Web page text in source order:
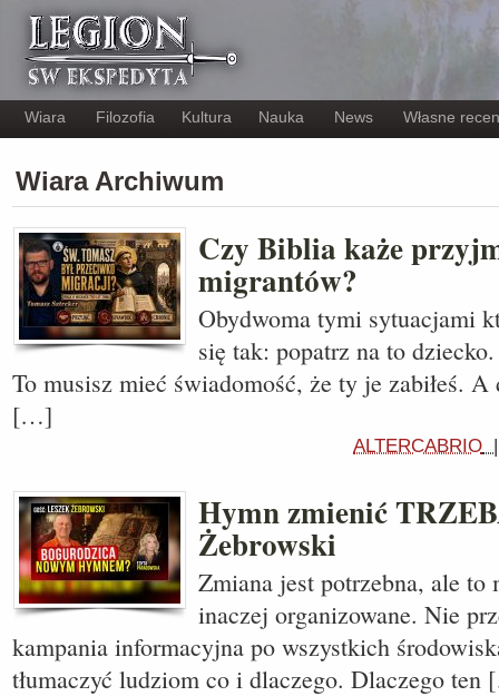
Wiara Filozofia Kultura Nauka News Własne
Wiara Archiwum
Czy Biblia każe
migrantów?
Obydwoma tymi sytuacjami
się tak: popatrz na to
To musisz mieć świadomość, że ty je zabiłeś.
[…]
ALTERCABRIO
Hymn zmienić
Żebrowski
Zmiana jest potrzebna, ale to
inaczej organizowane. Nie
kampania informacyjna po wszystkich
tłumaczyć ludziom co i dlaczego. Dlaczego